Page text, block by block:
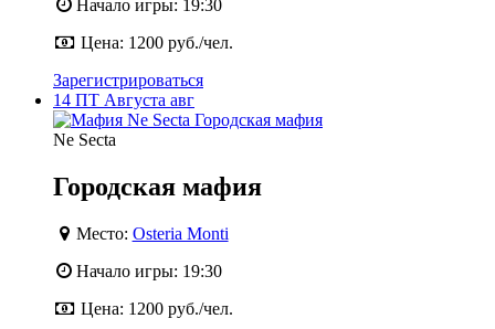
Начало игры: 19:30
Цена: 1200 руб./чел.
Зарегистрироваться
14 ПТ Августа авг
Ne Secta
Городская мафия
Место: Osteria Monti
Начало игры: 19:30
Цена: 1200 руб./чел.